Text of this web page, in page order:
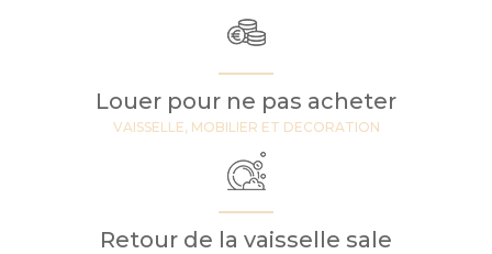
Louer pour ne pas acheter
VAISSELLE, MOBILIER ET DECORATION
Retour de la vaisselle sale